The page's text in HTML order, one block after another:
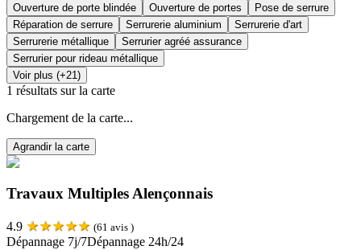
Ouverture de porte blindée
Ouverture de portes
Pose de serrure
Réparation de serrure
Serrurerie aluminium
Serrurerie d'art
Serrurerie métallique
Serrurier agréé assurance
Serrurier pour rideau métallique
Voir plus (+21)
1 résultats sur la carte
Chargement de la carte...
Agrandir la carte
Travaux Multiples Alençonnais
4.9 ★★★★★ (61 avis )
Dépannage 7j/7Dépannage 24h/24